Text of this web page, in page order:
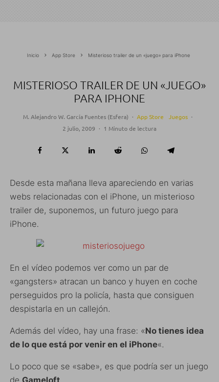
Inicio App Store Misterioso trailer de un «juego» para iPhone
MISTERIOSO TRAILER DE UN «JUEGO»
PARA IPHONE
M. Alejandro W. García Fuentes (Esfera) · App Store Juegos ·
2 julio, 2009 · 1 Minuto de lectura
Desde esta mañana lleva apareciendo en varias
webs relacionadas con el iPhone, un misterioso
trailer de, suponemos, un futuro juego para
iPhone.
En el vídeo podemos ver como un par de
«gangsters» atracan un banco y huyen en coche
perseguidos pro la policía, hasta que consiguen
despistarla en un callejón.
Además del vídeo, hay una frase: «No tienes idea
de lo que está por venir en el iPhone«.
Lo poco que se «sabe», es que podría ser un juego
de Gameloft